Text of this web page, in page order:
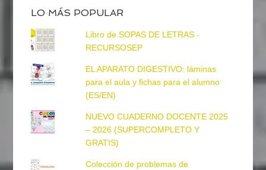
LO MÁS POPULAR
Libro de SOPAS DE LETRAS -
RECURSOSEP
EL APARATO DIGESTIVO: láminas
para el aula y fichas para el alumno
(ES/EN)
NUEVO CUADERNO DOCENTE 2025
– 2026 (SUPERCOMPLETO Y
GRATIS)
Colección de problemas de